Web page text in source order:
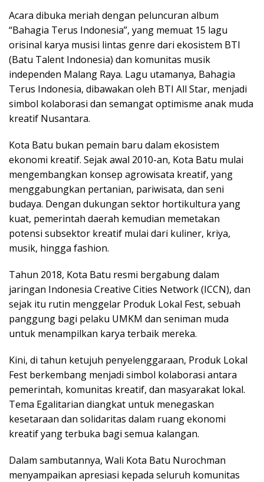
Acara dibuka meriah dengan peluncuran album
“Bahagia Terus Indonesia”, yang memuat 15 lagu
orisinal karya musisi lintas genre dari ekosistem BTI
(Batu Talent Indonesia) dan komunitas musik
independen Malang Raya. Lagu utamanya, Bahagia
Terus Indonesia, dibawakan oleh BTI All Star, menjadi
simbol kolaborasi dan semangat optimisme anak muda
kreatif Nusantara.
Kota Batu bukan pemain baru dalam ekosistem
ekonomi kreatif. Sejak awal 2010-an, Kota Batu mulai
mengembangkan konsep agrowisata kreatif, yang
menggabungkan pertanian, pariwisata, dan seni
budaya. Dengan dukungan sektor hortikultura yang
kuat, pemerintah daerah kemudian memetakan
potensi subsektor kreatif mulai dari kuliner, kriya,
musik, hingga fashion.
Tahun 2018, Kota Batu resmi bergabung dalam
jaringan Indonesia Creative Cities Network (ICCN), dan
sejak itu rutin menggelar Produk Lokal Fest, sebuah
panggung bagi pelaku UMKM dan seniman muda
untuk menampilkan karya terbaik mereka.
Kini, di tahun ketujuh penyelenggaraan, Produk Lokal
Fest berkembang menjadi simbol kolaborasi antara
pemerintah, komunitas kreatif, dan masyarakat lokal.
Tema Egalitarian diangkat untuk menegaskan
kesetaraan dan solidaritas dalam ruang ekonomi
kreatif yang terbuka bagi semua kalangan.
Dalam sambutannya, Wali Kota Batu Nurochman
menyampaikan apresiasi kepada seluruh komunitas